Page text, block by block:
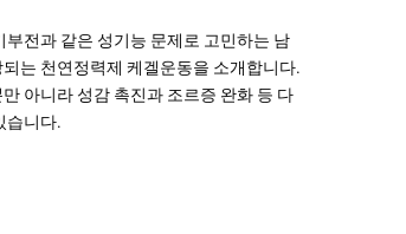
부전과 같은 성기능 문제로 고민하는 남
는 천연정력제 케겔운동을 소개합니다.
아니라 성감 촉진과 조르증 완화 등 다
습니다.